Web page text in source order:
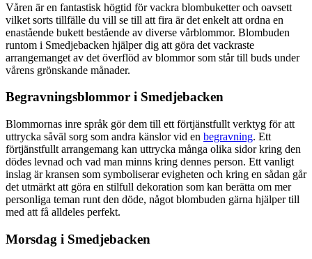
Våren är en fantastisk högtid för vackra blombuketter och oavsett
vilket sorts tillfälle du vill se till att fira är det enkelt att ordna en
enastående bukett bestående av diverse vårblommor. Blombuden
runtom i Smedjebacken hjälper dig att göra det vackraste
arrangemanget av det överflöd av blommor som står till buds under
vårens grönskande månader.
Begravningsblommor i Smedjebacken
Blommornas inre språk gör dem till ett förtjänstfullt verktyg för att
uttrycka såväl sorg som andra känslor vid en begravning. Ett
förtjänstfullt arrangemang kan uttrycka många olika sidor kring den
dödes levnad och vad man minns kring dennes person. Ett vanligt
inslag är kransen som symboliserar evigheten och kring en sådan går
det utmärkt att göra en stilfull dekoration som kan berätta om mer
personliga teman runt den döde, något blombuden gärna hjälper till
med att få alldeles perfekt.
Morsdag i Smedjebacken